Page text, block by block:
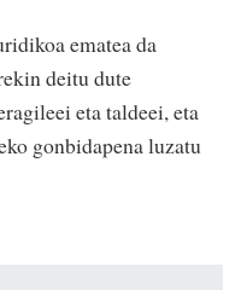
ematea da
deitu dute
eta taldeei, eta
gonbidapena luzatu